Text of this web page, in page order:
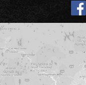
É
q
u
i
p
e